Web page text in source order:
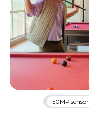
50MP sensor